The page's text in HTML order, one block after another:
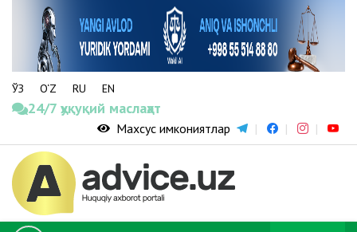
ЎЗ O‘Z RU EN
24/7 ҳуқуқий маслаҳат
Махсус имкониятлар